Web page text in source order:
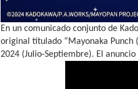
En un comunicado conjunto de
original titulado “Mayonaka Punch
2024 (Julio-Septiembre). El